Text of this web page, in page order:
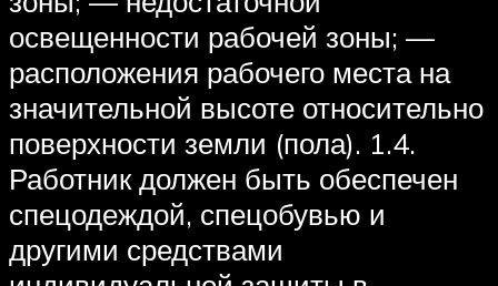
освещенности рабочей зоны; —
расположения рабочего места на
значительной высоте относительно
поверхности земли (пола). 1.4.
Работник должен быть обеспечен
спецодеждой, спецобувью и
другими средствами